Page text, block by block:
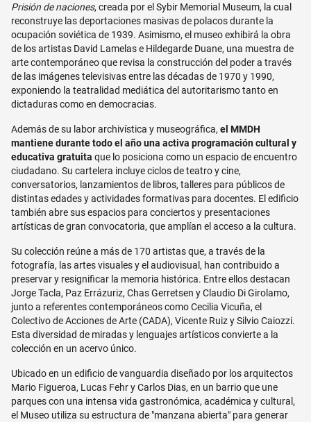
Prisión de naciones, creada por el Sybir Memorial Museum, la cual
reconstruye las deportaciones masivas de polacos durante la
ocupación soviética de 1939. Asimismo, el museo exhibirá la obra
de los artistas David Lamelas e Hildegarde Duane, una muestra de
arte contemporáneo que revisa la construcción del poder a través
de las imágenes televisivas entre las décadas de 1970 y 1990,
exponiendo la teatralidad mediática del autoritarismo tanto en
dictaduras como en democracias.
Además de su labor archivística y museográfica, el MMDH
mantiene durante todo el año una activa programación cultural y
educativa gratuita que lo posiciona como un espacio de encuentro
ciudadano. Su cartelera incluye ciclos de teatro y cine,
conversatorios, lanzamientos de libros, talleres para públicos de
distintas edades y actividades formativas para docentes. El edificio
también abre sus espacios para conciertos y presentaciones
artísticas de gran convocatoria, que amplían el acceso a la cultura.
Su colección reúne a más de 170 artistas que, a través de la
fotografía, las artes visuales y el audiovisual, han contribuido a
preservar y resignificar la memoria histórica. Entre ellos destacan
Jorge Tacla, Paz Errázuriz, Chas Gerretsen y Claudio Di Girolamo,
junto a referentes contemporáneos como Cecilia Vicuña, el
Colectivo de Acciones de Arte (CADA), Vicente Ruiz y Silvio Caiozzi.
Esta diversidad de miradas y lenguajes artísticos convierte a la
colección en un acervo único.
Ubicado en un edificio de vanguardia diseñado por los arquitectos
Mario Figueroa, Lucas Fehr y Carlos Dias, en un barrio que une
parques con una intensa vida gastronómica, académica y cultural,
el Museo utiliza su estructura de "manzana abierta" para generar